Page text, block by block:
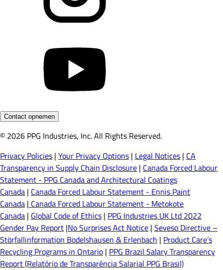
Contact opnemen
© 2026 PPG Industries, Inc. All Rights Reserved.
Privacy Policies | Your Privacy Options | Legal Notices | CA
Transparency in Supply Chain Disclosure | Canada Forced Labour
Statement - PPG Canada and Architectural Coatings
Canada | Canada Forced Labour Statement - Ennis Paint
Canada | Canada Forced Labour Statement - Metokote
Canada | Global Code of Ethics | PPG Industries UK Ltd 2022
Gender Pay Report |No Surprises Act Notice | Seveso Directive –
Störfallinformation Bodelshausen & Erlenbach | Product Care’s
Recycling Programs in Ontario | PPG Brazil Salary Transparency
Report (Relatório de Transparência Salarial PPG Brasil)